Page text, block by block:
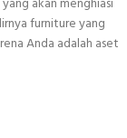
furniture yang
Anda adalah aset